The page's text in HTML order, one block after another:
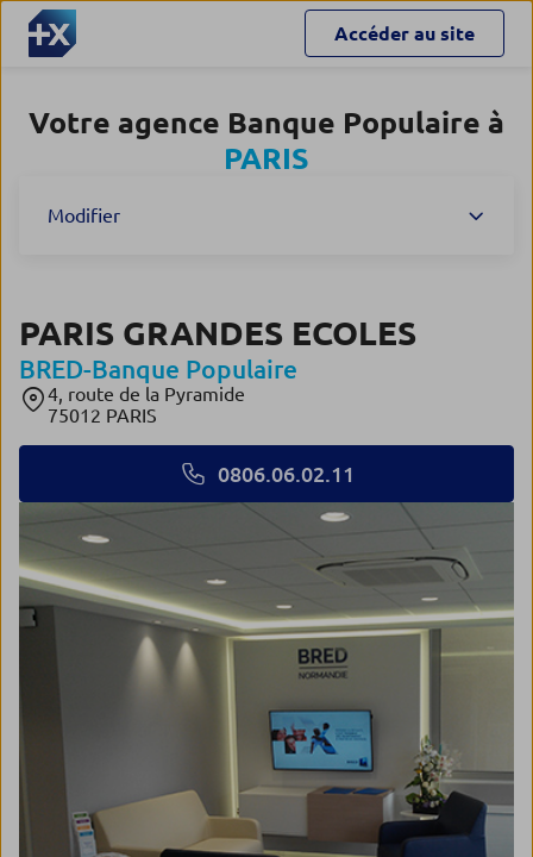
Accéder au site
Votre agence Banque Populaire à
PARIS
Modifier
PARIS GRANDES ECOLES
BRED-Banque Populaire
4, route de la Pyramide
75012 PARIS
0806.06.02.11